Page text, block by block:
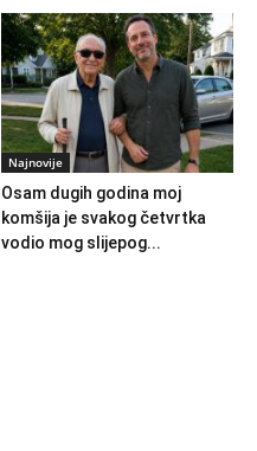
Najnovije
Osam dugih godina moj
komšija je svakog četvrtka
vodio mog slijepog...